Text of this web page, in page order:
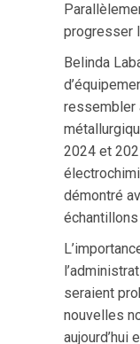
progresser
Belinda
ressembler
2024 et
démontré
seraient
nouvelles
aujourd’hui